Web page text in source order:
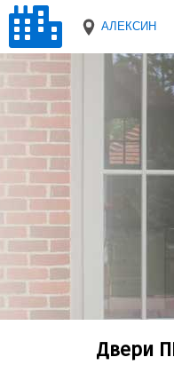
АЛЕКСИН
Двери